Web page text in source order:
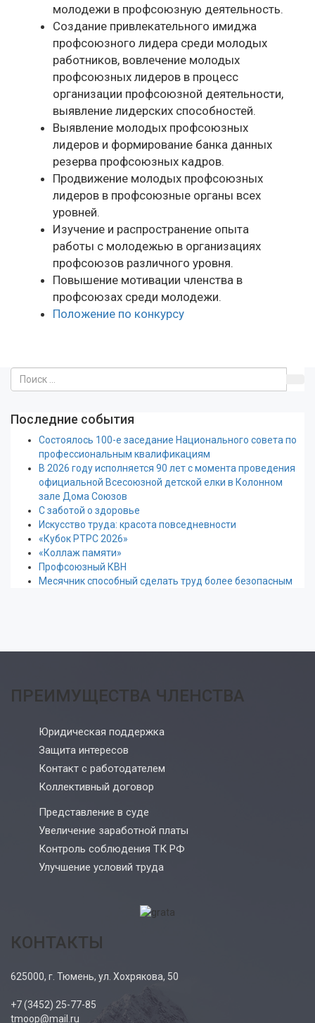
молодежи в профсоюзную деятельность.
Создание привлекательного имиджа
профсоюзного лидера среди молодых
работников, вовлечение молодых
профсоюзных лидеров в процесс
организации профсоюзной деятельности,
выявление лидерских способностей.
Выявление молодых профсоюзных
лидеров и формирование банка данных
резерва профсоюзных кадров.
Продвижение молодых профсоюзных
лидеров в профсоюзные органы всех
уровней.
Изучение и распространение опыта
работы с молодежью в организациях
профсоюзов различного уровня.
Повышение мотивации членства в
профсоюзах среди молодежи.
Положение по конкурсу
Последние события
Состоялось 100-е заседание Национального совета по
профессиональным квалификациям
В 2026 году исполняется 90 лет с момента проведения
официальной Всесоюзной детской елки в Колонном
зале Дома Союзов
С заботой о здоровье
Искусство труда: красота повседневности
«Кубок РТРС 2026»
«Коллаж памяти»
Профсоюзный КВН
Месячник способный сделать труд более безопасным
ПРЕИМУЩЕСТВА ЧЛЕНСТВА
Юридическая поддержка
Защита интересов
Контакт с работодателем
Коллективный договор
Представление в суде
Увеличение заработной платы
Контроль соблюдения ТК РФ
Улучшение условий труда
КОНТАКТЫ
625000, г. Тюмень, ул. Хохрякова, 50
+7 (3452) 25-77-85
tmoop@mail.ru